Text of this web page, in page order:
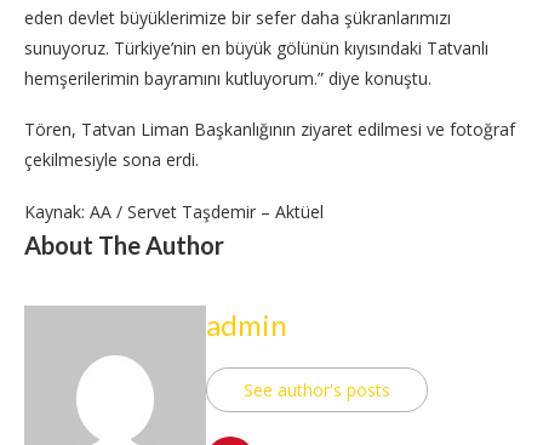
eden devlet büyüklerimize bir sefer daha şükranlarımızı
sunuyoruz. Türkiye’nin en büyük gölünün kıyısındaki Tatvanlı
hemşerilerimin bayramını kutluyorum.” diye konuştu.
Tören, Tatvan Liman Başkanlığının ziyaret edilmesi ve fotoğraf
çekilmesiyle sona erdi.
Kaynak: AA / Servet Taşdemir – Aktüel
About The Author
admin
See author's posts